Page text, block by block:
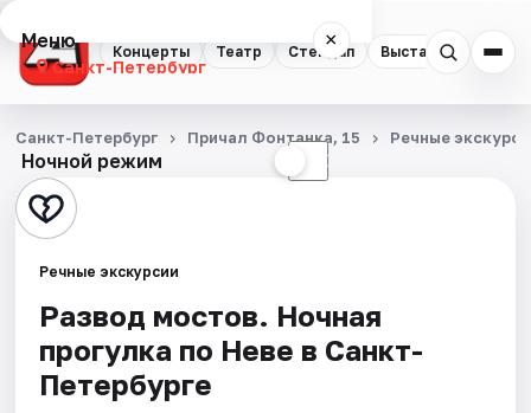
Концерты Театр Стендап Выставки
Меню ×
Санкт-Петербург
Концерты
Театр
Стендап
Квесты
Экскурсии
Ночной режим ☾
Санкт-Петербург Причал Фонтанка, 15 Речные
Речные экскурсии
Развод мостов. Ночная
прогулка по Неве в Санкт-
Петербурге